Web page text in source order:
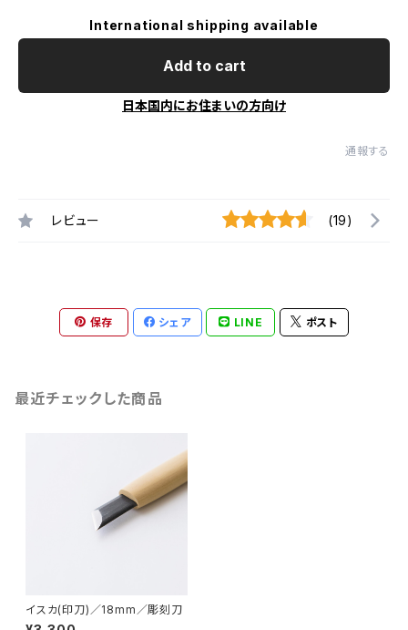
International shipping available
Add to cart
日本国内にお住まいの方向け
通報する
レビュー (19)
保存 シェア LINE ポスト
最近チェックした商品
イスカ(印刀)／18mm／彫刻刀